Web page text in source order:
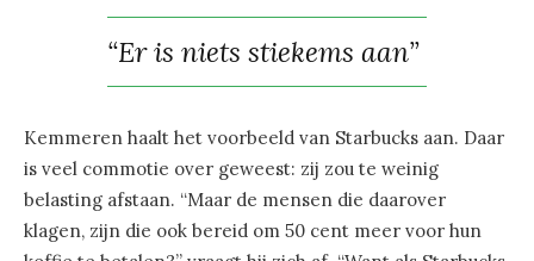
“Er is niets stiekems aan”
Kemmeren haalt het voorbeeld van Starbucks aan. Daar
is veel commotie over geweest: zij zou te weinig
belasting afstaan. “Maar de mensen die daarover
klagen, zijn die ook bereid om 50 cent meer voor hun